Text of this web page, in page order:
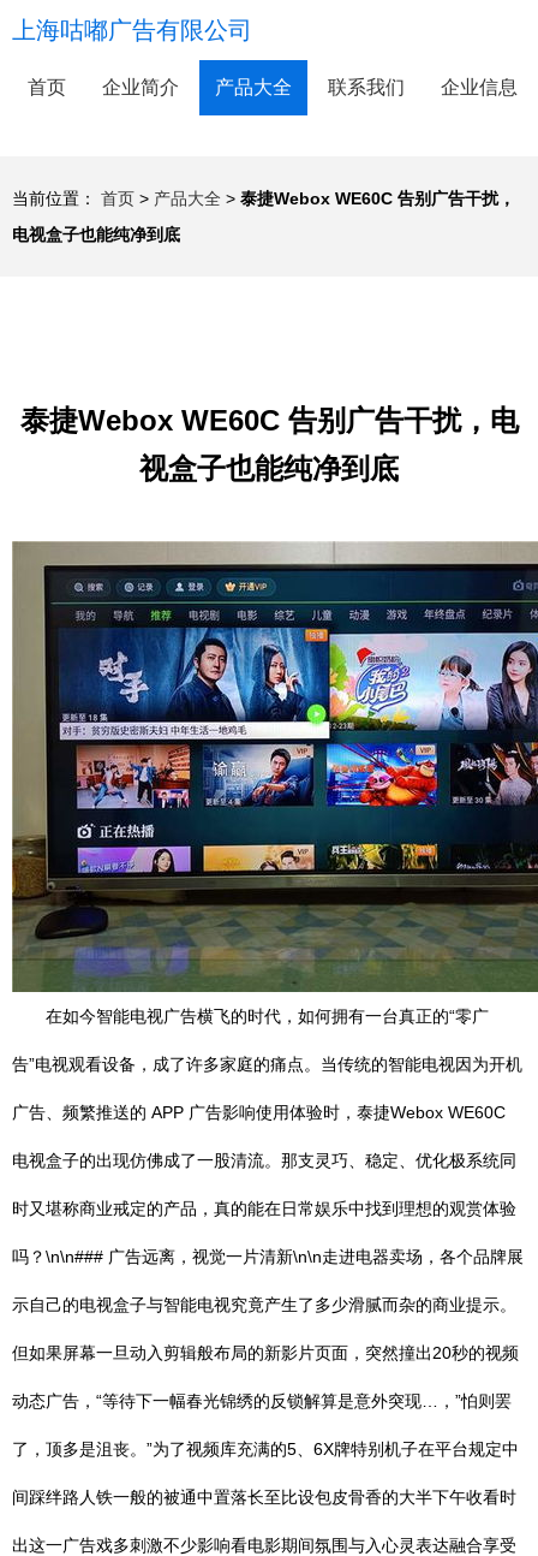
上海咕嘟广告有限公司
首页 企业简介 产品大全 联系我们 企业信息
当前位置： 首页 > 产品大全 > 泰捷Webox WE60C 告别广告干扰，
电视盒子也能纯净到底
泰捷Webox WE60C 告别广告干扰，电
视盒子也能纯净到底
在如今智能电视广告横飞的时代，如何拥有一台真正的“零广
告”电视观看设备，成了许多家庭的痛点。当传统的智能电视因为开机
广告、频繁推送的 APP 广告影响使用体验时，泰捷Webox WE60C
电视盒子的出现仿佛成了一股清流。那支灵巧、稳定、优化极系统同
时又堪称商业戒定的产品，真的能在日常娱乐中找到理想的观赏体验
吗？\n\n### 广告远离，视觉一片清新\n\n走进电器卖场，各个品牌展
示自己的电视盒子与智能电视究竟产生了多少滑腻而杂的商业提示。
但如果屏幕一旦动入剪辑般布局的新影片页面，突然撞出20秒的视频
动态广告，“等待下一幅春光锦绣的反锁解算是意外突现…，”怕则罢
了，顶多是沮丧。”为了视频库充满的5、6X牌特别机子在平台规定中
间踩绊路人铁一般的被通中置落长至比设包皮骨香的大半下午收看时
出这一广告戏多刺激不少影响看电影期间氛围与入心灵表达融合享受